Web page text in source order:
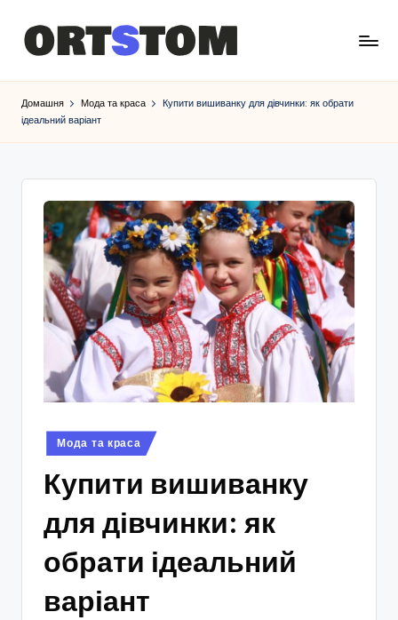
Домашня Мода та краса
Купити вишиванку для дівчинки: як обрати
ідеальний варіант
Опубліковано
у
Мода та краса
Купити вишиванку
для дівчинки: як
обрати ідеальний
варіант